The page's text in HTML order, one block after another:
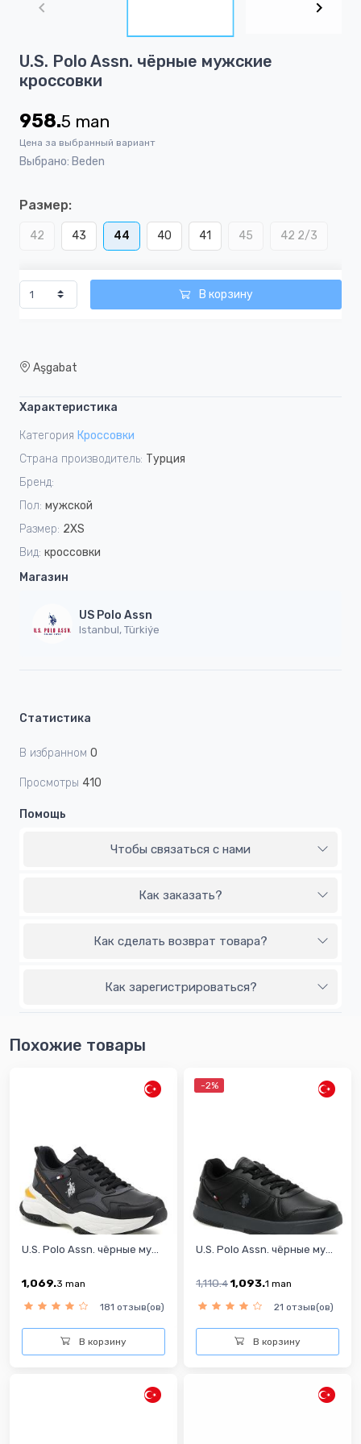
1
of
U.S. Polo Assn. чёрные мужские
кроссовки
958.5 man
Цена за выбранный вариант
Выбрано: Beden
Размер:
42 43 44 40 41 45 42 2/3
В корзину
Aşgabat
Характеристика
Категория Кроссовки
Страна производитель: Турция
Бренд:
Пол: мужской
Размер: 2XS
Вид: кроссовки
Магазин
US Polo Assn
Istanbul, Türkiýe
Статистика
В избранном 0
Просмотры 410
Помощь
Чтобы связаться с нами
Как заказать?
Как сделать возврат товара?
Как зарегистрироваться?
Похожие товары
U.S. Polo Assn. чёрные му...
1,069.3 man
181 отзыв(ов)
В корзину
-2%
U.S. Polo Assn. чёрные му...
1,110.4 1,093.1 man
21 отзыв(ов)
В корзину